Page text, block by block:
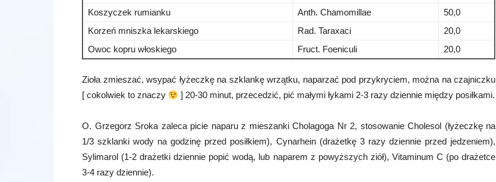
Koszyczek rumianku
Anth. Chamomillae
50,0
Korzeń mniszka lekarskiego
Rad. Taraxaci
20,0
Owoc kopru włoskiego
Fruct. Foeniculi 20,0
Zioła zmieszać, wsypać łyżeczkę na szklankę wrzątku, naparzać pod przykryciem, można na czajniczku
[ cokolwiek to znaczy
] 20-30 minut, przecedzić, pić małymi łykami 2-3 razy dziennie między posiłkami.
O. Grzegorz Sroka zaleca picie naparu z mieszanki Cholagoga Nr 2, stosowanie Cholesol (łyżeczkę na
1/3 szklanki wody na godzinę przed posiłkiem), Cynarhein (drażetkę 3 razy dziennie przed jedzeniem),
Sylimarol (1-2 drażetki dziennie popić wodą, lub naparem z powyższych ziół), Vitaminum C (po drażetce
3-4 razy dziennie).